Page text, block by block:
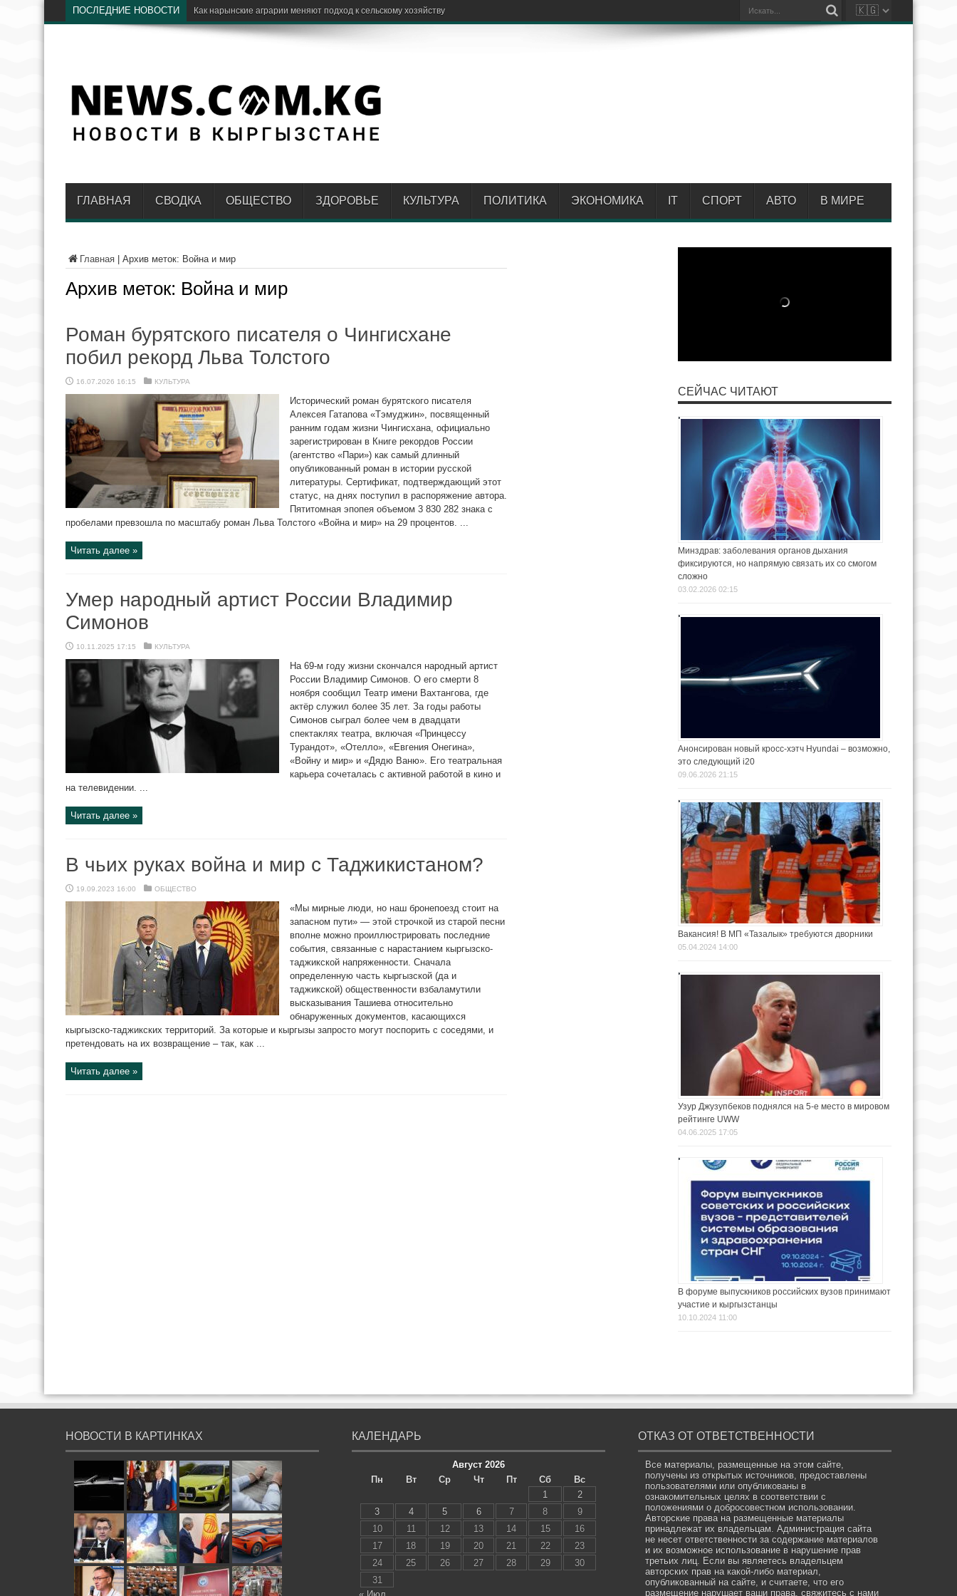
ПОСЛЕДНИЕ НОВОСТИ Как нарынские аграрии меняют подход к сельскому хозяйству
ГЛАВНАЯ СВОДКА ОБЩЕСТВО ЗДОРОВЬЕ КУЛЬТУРА ПОЛИТИКА ЭКОНОМИКА IT СПОРТ АВТО В МИРЕ
Главная Архив меток: Война и мир
Архив меток: Война и мир
Роман бурятского писателя о Чингисхане
побил рекорд Льва Толстого
16.07.2026 16:15 КУЛЬТУРА
Исторический роман бурятского писателя
Алексея Гатапова «Тэмуджин», посвященный
ранним годам жизни Чингисхана, официально
зарегистрирован в Книге рекордов России
(агентство «Пари») как самый длинный
опубликованный роман в истории русской
литературы. Сертификат, подтверждающий этот
статус, на днях поступил в распоряжение автора.
Пятитомная эпопея объемом 3 830 282 знака с
пробелами превзошла по масштабу роман Льва Толстого «Война и мир» на 29 процентов. ...
Читать далее »
Умер народный артист России Владимир
Симонов
10.11.2025 17:15 КУЛЬТУРА
На 69-м году жизни скончался народный артист
России Владимир Симонов. О его смерти 8
ноября сообщил Театр имени Вахтангова, где
актёр служил более 35 лет. За годы работы
Симонов сыграл более чем в двадцати
спектаклях театра, включая «Принцессу
Турандот», «Отелло», «Евгения Онегина»,
«Войну и мир» и «Дядю Ваню». Его театральная
карьера сочеталась с активной работой в кино и
на телевидении. ...
Читать далее »
В чьих руках война и мир с Таджикистаном?
19.09.2023 16:00 ОБЩЕСТВО
«Мы мирные люди, но наш бронепоезд стоит на
запасном пути» — этой строчкой из старой песни
вполне можно проиллюстрировать последние
события, связанные с нарастанием кыргызско-
таджикской напряженности. Сначала
определенную часть кыргызской (да и
таджикской) общественности взбаламутили
высказывания Ташиева относительно
обнаруженных документов, касающихся
кыргызско-таджикских территорий. За которые и кыргызы запросто могут поспорить с соседями, и
претендовать на их возвращение – так, как ...
Читать далее »
СЕЙЧАС ЧИТАЮТ
Минздрав: заболевания органов дыхания
фиксируются, но напрямую связать их со смогом
сложно
03.02.2026 02:15
Анонсирован новый кросс-хэтч Hyundai – возможно,
это следующий i20
09.06.2026 21:15
Вакансия! В МП «Тазалык» требуются дворники
05.04.2024 14:00
Узур Джузупбеков поднялся на 5-е место в мировом
рейтинге UWW
04.06.2025 17:05
В форуме выпускников российских вузов принимают
участие и кыргызстанцы
10.10.2024 11:00
НОВОСТИ В КАРТИНКАХ КАЛЕНДАРЬ
Август 2026
Пн
Вт Ср Чт Пт Сб
Вс
1
2
3
4 5 6 7 8
9
10
11 12 13 14 15
16
17
18 19 20 21 22
23
24
25 26 27 28 29
30
31
ОТКАЗ ОТ ОТВЕТСТВЕННОСТИ
Все материалы, размещенные на этом сайте,
получены из открытых источников, предоставлены
пользователями или опубликованы в
ознакомительных целях в соответствии с
положениями о добросовестном использовании.
Авторские права на размещенные материалы
принадлежат их владельцам. Администрация сайта
не несет ответственности за содержание материалов
и их возможное использование в нарушение прав
третьих лиц. Если вы являетесь владельцем
авторских прав на какой-либо материал,
опубликованный на сайте, и считаете, что его
размещение нарушает ваши права, свяжитесь с нами